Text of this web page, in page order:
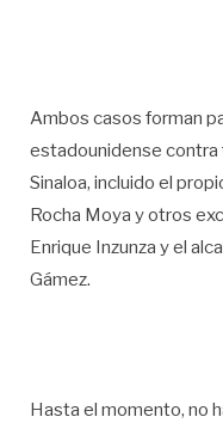
Ambos casos forman
estadounidense contra
Sinaloa, incluido el
Rocha Moya y otros
Enrique Inzunza y el
Gámez.
Hasta el momento, no